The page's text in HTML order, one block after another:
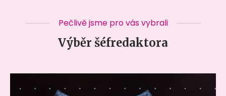
Pečlivě jsme pro vás vybrali
Výběr šéfredaktora